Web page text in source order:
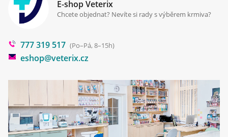
Cookies a podmínky používání
Poradna
Blog
E-shop Veterix
Chcete objednat? Nevíte si rady s výběrem krmiva?
777 319 517 (Po–Pá, 8–15h)
eshop@veterix.cz